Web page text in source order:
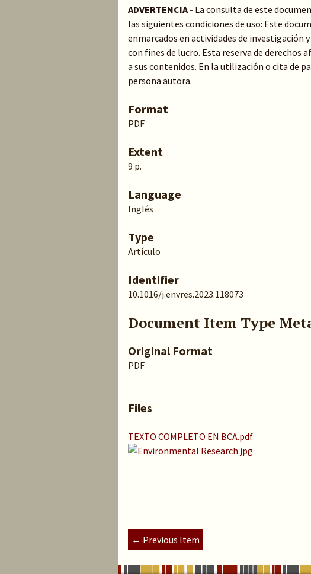
ADVERTENCIA - La consulta de este
las siguientes condiciones de uso: Este
enmarcados en actividades de investigación
con fines de lucro. Esta reserva de
a sus contenidos. En la utilización o cita de
persona autora.
Format
PDF
Extent
9 p.
Language
Inglés
Type
Artículo
Identifier
10.1016/j.envres.2023.118073
Document Item Type
Original Format
PDF
Files
TEXTO COMPLETO EN BCA.pdf
← Previous Item